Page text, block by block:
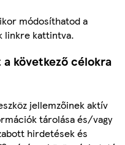
módosíthatod a
linkre kattintva.
következő célokra
jellemzőinek aktív
tárolása és/vagy
hirdetések és